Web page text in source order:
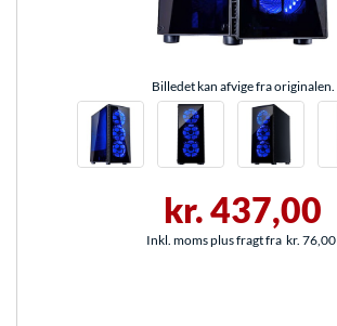
Billedet kan afvige fra originalen.
kr. 437,00
Inkl. moms plus fragt fra kr. 76,00